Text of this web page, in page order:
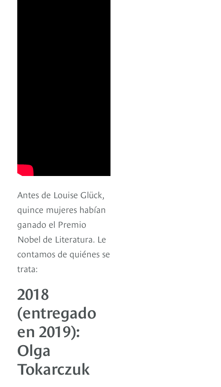
Antes de Louise Glück,
quince mujeres habían
ganado el Premio
Nobel de Literatura. Le
contamos de quiénes se
trata:
2018
(entregado
en 2019):
Olga
Tokarczuk